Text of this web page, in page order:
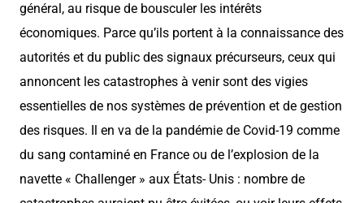
général, au risque de bousculer les intérêts
économiques. Parce qu’ils portent à la connaissance des
autorités et du public des signaux précurseurs, ceux qui
annoncent les catastrophes à venir sont des vigies
essentielles de nos systèmes de prévention et de gestion
des risques. Il en va de la pandémie de Covid-19 comme
du sang contaminé en France ou de l’explosion de la
navette « Challenger » aux États- Unis : nombre de